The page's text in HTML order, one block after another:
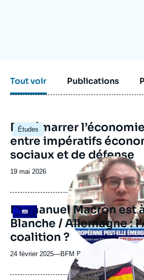
Tout voir Publications
Études
Image
principale
Redémarrer
entre impératifs
sociaux et de défense
Date
publication
19 mai 2026
Logo
Image
principale
médiatique
Emmanuel Macron est
Blanche / Allemagne :
coalition ?
24 février 2025—Nom
journal,
BFM Business
Image
principale
médiatique